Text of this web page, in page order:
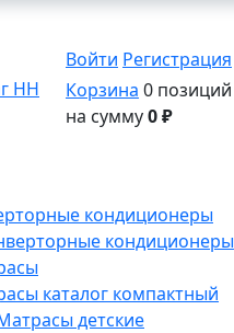
Войти Регистрация
Корзина 0 позиций
на сумму0 ₽
кондиционеры
кондиционеры
каталог компактный
детские